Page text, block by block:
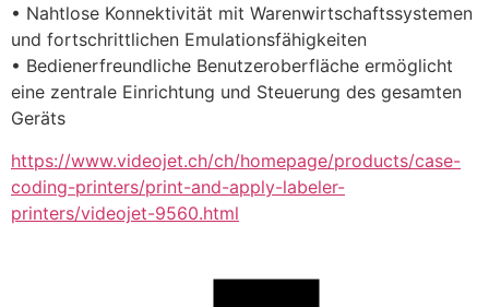
• Nahtlose Konnektivität mit Warenwirtschaftssystemen
und fortschrittlichen Emulationsfähigkeiten
• Bedienerfreundliche Benutzeroberfläche ermöglicht
eine zentrale Einrichtung und Steuerung des gesamten
Geräts
https://www.videojet.ch/ch/homepage/products/case-
coding-printers/print-and-apply-labeler-
printers/videojet-9560.html